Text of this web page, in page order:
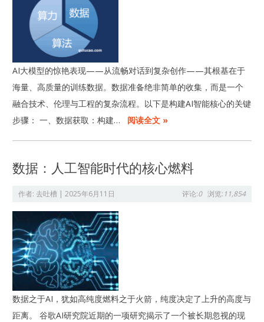
AI大模型的惊艳表现——从流畅对话到复杂创作——其根基在于
海量、高质量的训练数据。数据准备绝非简单的收集，而是一个
融合技术、伦理与工程的复杂流程。以下是构建AI智能核心的关键
步骤： 一、数据获取：构建…
阅读全文 »
数据：人工智能时代的核心燃料
作者:去吐槽 |2025年6月11日 评论:0 浏览: 11,854
数据之于AI，犹如高纯度燃料之于火箭，纯度决定了上升的高度与
距离。 谷歌AI研究院近期的一项研究揭示了一个被长期忽视的现